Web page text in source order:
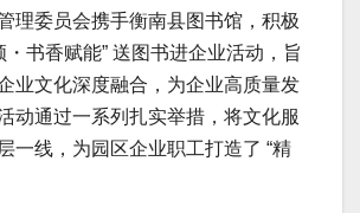
理委员会携手衡南县图书馆，积极
・书香赋能” 送图书进企业活动，旨
业文化深度融合，为企业高质量发
动通过一系列扎实举措，将文化服
一线，为园区企业职工打造了 “精